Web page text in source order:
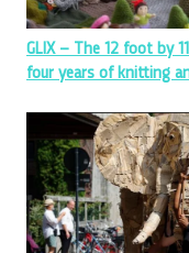
GLIX – The 12 foot by
four years of knitting